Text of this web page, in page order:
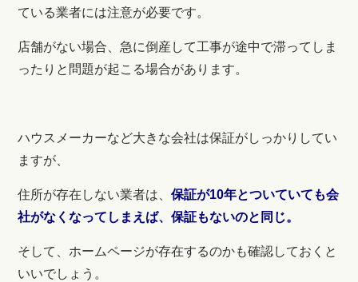
ている業者には注意が必要です。
店舗がない場合、急に倒産して工事が途中で滞ってしま
ったりと問題が起こる場合があります。
ハウスメーカーなど大きな会社は保証がしっかりしてい
ますが、
住所が存在しない業者は、保証が10年とついていても会
社がなくなってしまえば、保証もないのと同じ。
そして、ホームページが存在するのかも確認しておくと
いいでしょう。